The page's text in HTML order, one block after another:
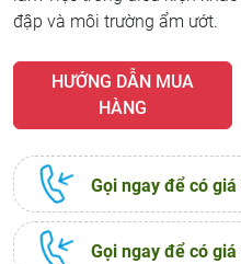
đập và môi trường ẩm ướt.
HƯỚNG DẪN MUA
HÀNG
Gọi ngay để có giá
Gọi ngay để có giá